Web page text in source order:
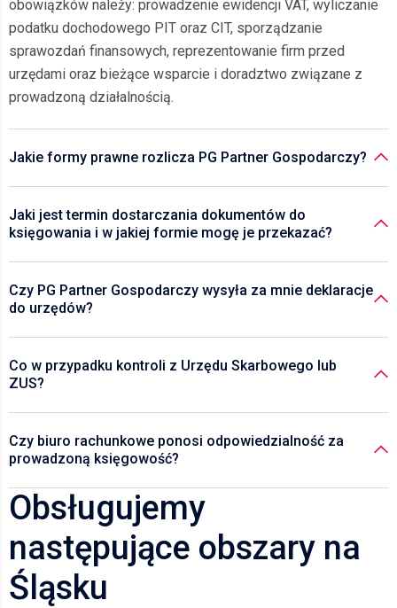
obowiązków należy: prowadzenie ewidencji VAT, wyliczanie
podatku dochodowego PIT oraz CIT, sporządzanie
sprawozdań finansowych, reprezentowanie firm przed
urzędami oraz bieżące wsparcie i doradztwo związane z
prowadzoną działalnością.
Jakie formy prawne rozlicza PG Partner Gospodarczy?
Jaki jest termin dostarczania dokumentów do
księgowania i w jakiej formie mogę je przekazać?
Czy PG Partner Gospodarczy wysyła za mnie deklaracje
do urzędów?
Co w przypadku kontroli z Urzędu Skarbowego lub
ZUS?
Czy biuro rachunkowe ponosi odpowiedzialność za
prowadzoną księgowość?
Obsługujemy
następujące obszary na
Śląsku